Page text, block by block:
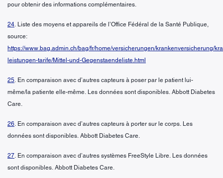
pour obtenir des informations complémentaires.
24. Liste des moyens et appareils de l’Office Fédéral de la Santé Publique,
source:
https://www.bag.admin.ch/bag/fr/home/versicherungen/krankenversicherung/
leistungen-tarife/Mittel-und-Gegenstaendeliste.html
25. En comparaison avec d’autres capteurs à poser par le patient lui-
même/la patiente elle-même. Les données sont disponibles. Abbott Diabetes
Care.
26. En comparaison avec d’autres capteurs à porter sur le corps. Les
données sont disponibles. Abbott Diabetes Care.
27. En comparaison avec d’autres systèmes FreeStyle Libre. Les données
sont disponibles. Abbott Diabetes Care.